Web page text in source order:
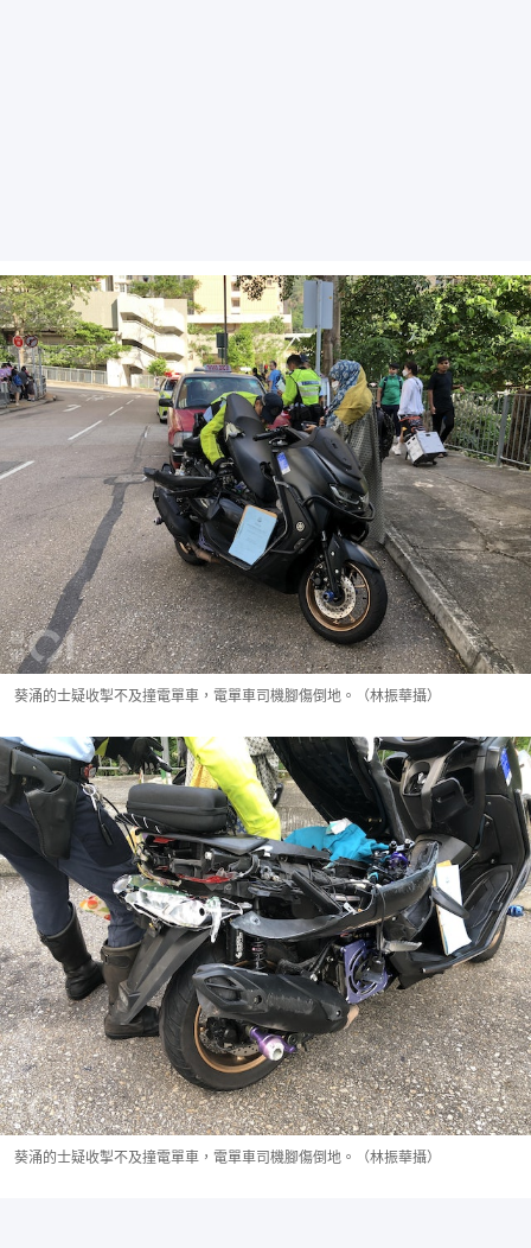
葵涌的士疑收掣不及撞電單車，電單車司機腳傷倒地。（林振華攝）
葵涌的士疑收掣不及撞電單車，電單車司機腳傷倒地。（林振華攝）